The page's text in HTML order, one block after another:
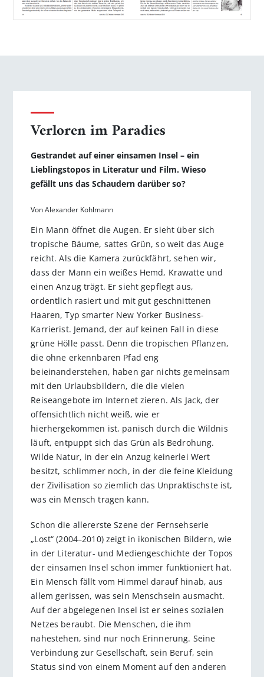
Verloren im Paradies
Gestrandet auf einer einsamen Insel – ein
Lieblings­topos in Literatur und Film. Wieso
gefällt uns das Schaudern darüber so?
Von Alexander Kohlmann
Ein Mann öffnet die Augen. Er sieht über sich
tropische Bäume, sattes Grün, so weit das Auge
reicht. Als die Kamera zurückfährt, sehen wir,
dass der Mann ein weißes Hemd, Krawatte und
einen Anzug trägt. Er sieht gepflegt aus,
ordentlich rasiert und mit gut geschnittenen
Haaren, Typ smarter New Yorker Business-
Karrierist. Jemand, der auf keinen Fall in diese
grüne Hölle passt. Denn die tropischen Pflanzen,
die ohne erkennbaren Pfad eng
beieinanderstehen, haben gar nichts gemeinsam
mit den Urlaubsbildern, die die vielen
Reiseangebote im Internet zieren. Als Jack, der
offensichtlich nicht weiß, wie er
hierhergekommen ist, panisch durch die Wildnis
läuft, entpuppt sich das Grün als Bedrohung.
Wilde Natur, in der ein Anzug keinerlei Wert
besitzt, schlimmer noch, in der die feine Kleidung
der Zivilisation so ziemlich das Unpraktischste ist,
was ein Mensch tragen kann.
Schon die allererste Szene der Fernsehserie
„Lost“ (2004–2010) zeigt in ikonischen Bildern, wie
in der Literatur- und Mediengeschichte der Topos
der einsamen Insel schon immer funktioniert hat.
Ein Mensch fällt vom Himmel darauf hinab, aus
allem gerissen, was sein Menschsein ausmacht.
Auf der abgelegenen Insel ist er seines sozialen
Netzes beraubt. Die Menschen, die ihm
nahestehen, sind nur noch Erinnerung. Seine
Verbindung zur Gesellschaft, sein Beruf, sein
Status sind von einem Moment auf den anderen